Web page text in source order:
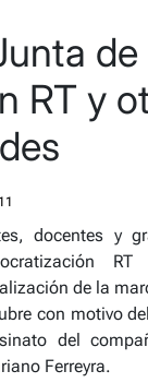
de
RT y
docentes y
RT
de la
con motivo
del
Ferreyra.